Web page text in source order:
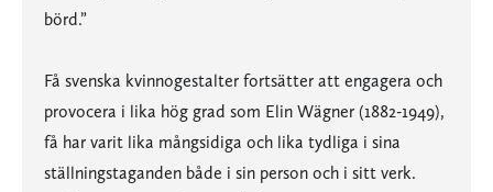
börd.”
Få svenska kvinnogestalter fortsätter att engagera och
provocera i lika hög grad som Elin Wägner (1882-1949),
få har varit lika mångsidiga och lika tydliga i sina
ställningstaganden både i sin person och i sitt verk.